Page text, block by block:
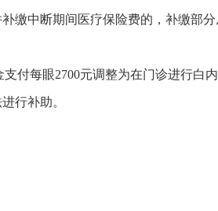
缴中断期间医疗保险费的，补缴部
付每眼2700元调整为在门诊进行白
行补助。